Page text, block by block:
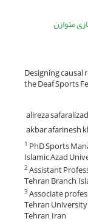
متوازن
Designing
the Deaf Sports
alireza
akbar afarinesh
1 PhD Sports
Islamic Azad
2Assistant
Tehran Branch,
3Associate
Tehran
Tehran, Iran